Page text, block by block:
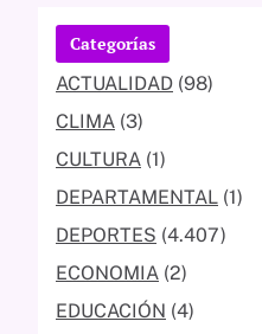
Categorías
ACTUALIDAD (98)
CLIMA (3)
CULTURA (1)
DEPARTAMENTAL (1)
DEPORTES (4.407)
ECONOMIA (2)
EDUCACIÓN (4)